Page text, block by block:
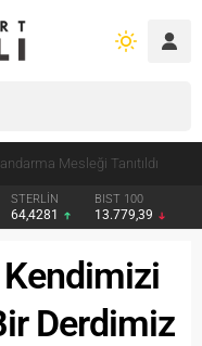
Mesleği Tanıtıldı
STERLİN
64,4281
BIST 100
13.779,39
Derdimiz